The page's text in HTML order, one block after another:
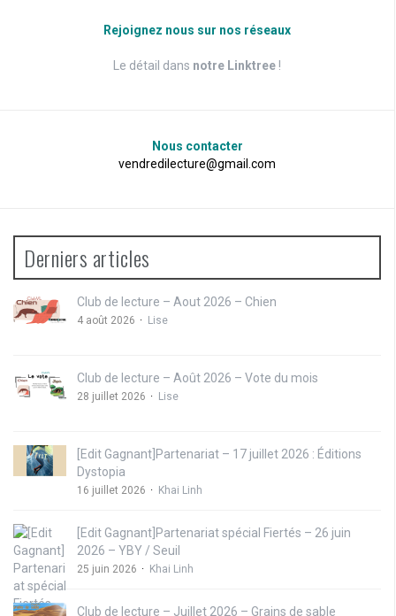
Rejoignez nous sur nos réseaux
Le détail dans notre Linktree !
Nous contacter
vendredilecture@gmail.com
Derniers articles
Club de lecture – Aout 2026 – Chien
4 août 2026 Lise
Club de lecture – Août 2026 – Vote du mois
28 juillet 2026 Lise
[Edit Gagnant]Partenariat – 17 juillet 2026 : Éditions
Dystopia
16 juillet 2026 Khai Linh
[Edit Gagnant]Partenariat spécial Fiertés – 26 juin
2026 – YBY / Seuil
25 juin 2026 Khai Linh
Club de lecture – Juillet 2026 – Grains de sable